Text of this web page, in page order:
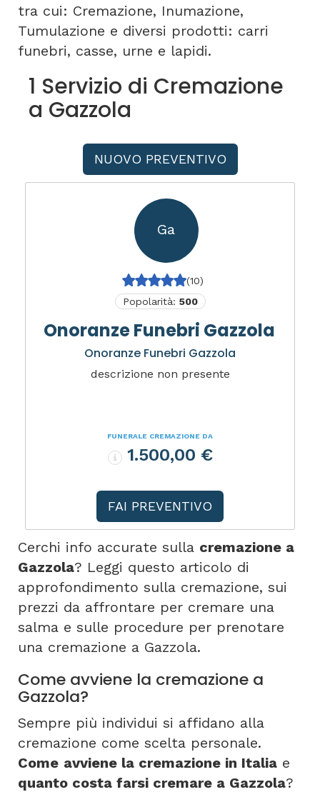
tra cui: Cremazione, Inumazione,
Tumulazione e diversi prodotti: carri
funebri, casse, urne e lapidi.
1 Servizio di Cremazione
a Gazzola
NUOVO PREVENTIVO
Ga
(10)
Popolarità: 500
Onoranze Funebri Gazzola
Onoranze Funebri Gazzola
descrizione non presente
FUNERALE CREMAZIONE DA
1.500,00 €
FAI PREVENTIVO
Cerchi info accurate sulla cremazione a
Gazzola? Leggi questo articolo di
approfondimento sulla cremazione, sui
prezzi da affrontare per cremare una
salma e sulle procedure per prenotare
una cremazione a Gazzola.
Come avviene la cremazione a
Gazzola?
Sempre più individui si affidano alla
cremazione come scelta personale.
Come avviene la cremazione in Italia e
quanto costa farsi cremare a Gazzola?